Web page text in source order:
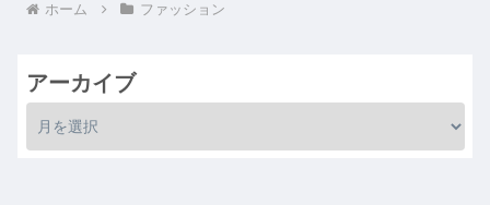
ホーム ファッション
アーカイブ